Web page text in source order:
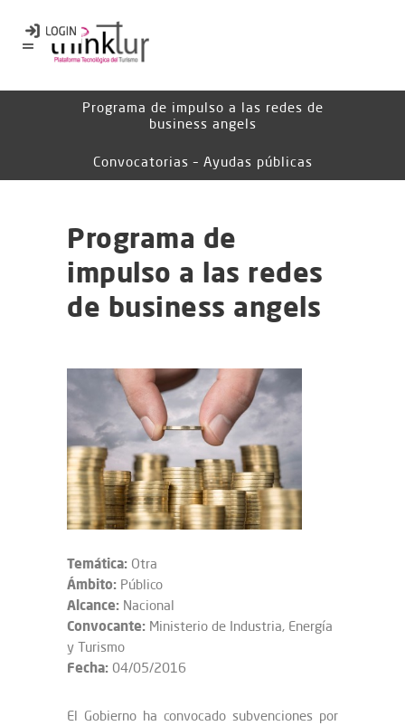
Programa de impulso a las redes de
business angels
Convocatorias – Ayudas públicas
Programa de
impulso a las redes
de business angels
Temática: Otra
Ámbito: Público
Alcance: Nacional
Convocante: Ministerio de Industria, Energía
y Turismo
Fecha: 04/05/2016
El Gobierno ha convocado subvenciones por